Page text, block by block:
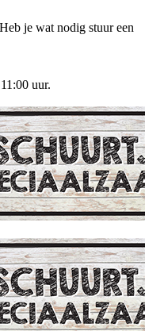
je wat nodig stuur een
uur.